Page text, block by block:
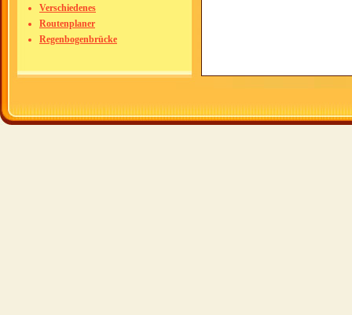
Verschiedenes
Routenplaner
Regenbogenbrücke